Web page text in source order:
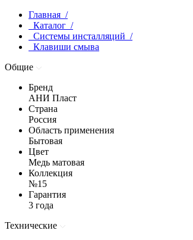
Главная /
Каталог /
Системы инсталляций /
Клавиши смыва
Общие
Бренд
АНИ Пласт
Страна
Россия
Область применения
Бытовая
Цвет
Медь матовая
Коллекция
№15
Гарантия
3 года
Технические